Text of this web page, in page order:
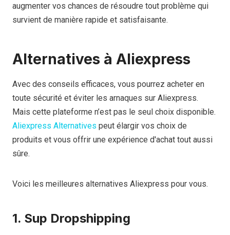
augmenter vos chances de résoudre tout problème qui
survient de manière rapide et satisfaisante.
Alternatives à Aliexpress
Avec des conseils efficaces, vous pourrez acheter en
toute sécurité et éviter les arnaques sur Aliexpress.
Mais cette plateforme n’est pas le seul choix disponible.
Aliexpress Alternatives peut élargir vos choix de
produits et vous offrir une expérience d'achat tout aussi
sûre.
Voici les meilleures alternatives Aliexpress pour vous.
1. Sup Dropshipping